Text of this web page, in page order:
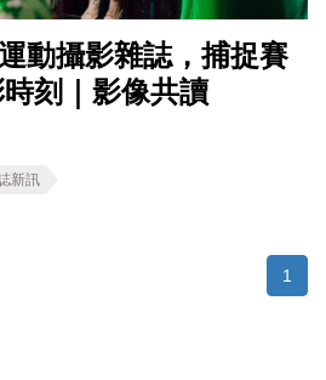
動攝影雜誌，捕捉賽
刻｜影像共讀
新訊
1